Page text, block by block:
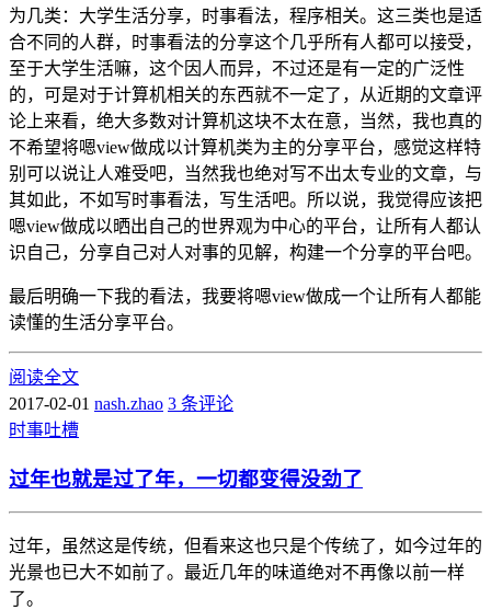
为几类：大学生活分享，时事看法，程序相关。这三类也是适
合不同的人群，时事看法的分享这个几乎所有人都可以接受，
至于大学生活嘛，这个因人而异，不过还是有一定的广泛性
的，可是对于计算机相关的东西就不一定了，从近期的文章评
论上来看，绝大多数对计算机这块不太在意，当然，我也真的
不希望将嗯view做成以计算机类为主的分享平台，感觉这样特
别可以说让人难受吧，当然我也绝对写不出太专业的文章，与
其如此，不如写时事看法，写生活吧。所以说，我觉得应该把
嗯view做成以晒出自己的世界观为中心的平台，让所有人都认
识自己，分享自己对人对事的见解，构建一个分享的平台吧。
最后明确一下我的看法，我要将嗯view做成一个让所有人都能
读懂的生活分享平台。
阅读全文
2017-02-01 nash.zhao 3 条评论
时事吐槽
过年也就是过了年，一切都变得没劲了
过年，虽然这是传统，但看来这也只是个传统了，如今过年的
光景也已大不如前了。最近几年的味道绝对不再像以前一样
了。